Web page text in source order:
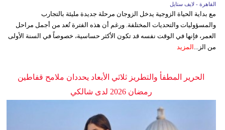
القاهرة - لايف ستايل
مع بداية الحياة الزوجية يدخل الزوجان مرحلة جديدة مليئة بالتجارب
والمسؤوليات والتحديات المختلفة. ورغم أن هذه الفترة تُعد من أجمل مراحل
العمر، فإنها في الوقت نفسه قد تكون الأكثر حساسية، خصوصاً في السنة الأولى
من الز...
المزيد
الحرير المطفأ والتطريز ثلاثي الأبعاد يحددان ملامح قفاطين
رمضان 2026 لدى شالكي